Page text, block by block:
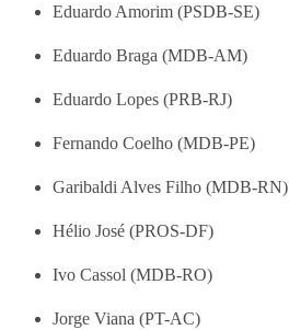
Eduardo Amorim (PSDB-SE)
Eduardo Braga (MDB-AM)
Eduardo Lopes (PRB-RJ)
Fernando Coelho (MDB-PE)
Garibaldi Alves Filho (MDB-RN)
Hélio José (PROS-DF)
Ivo Cassol (MDB-RO)
Jorge Viana (PT-AC)